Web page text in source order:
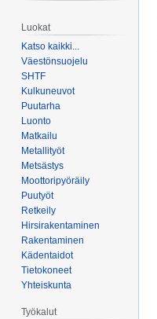
Luokat
Katso kaikki...
Väestönsuojelu
SHTF
Kulkuneuvot
Puutarha
Luonto
Matkailu
Metallityöt
Metsästys
Moottoripyöräily
Puutyöt
Retkeily
Hirsirakentaminen
Rakentaminen
Kädentaidot
Tietokoneet
Yhteiskunta
Työkalut